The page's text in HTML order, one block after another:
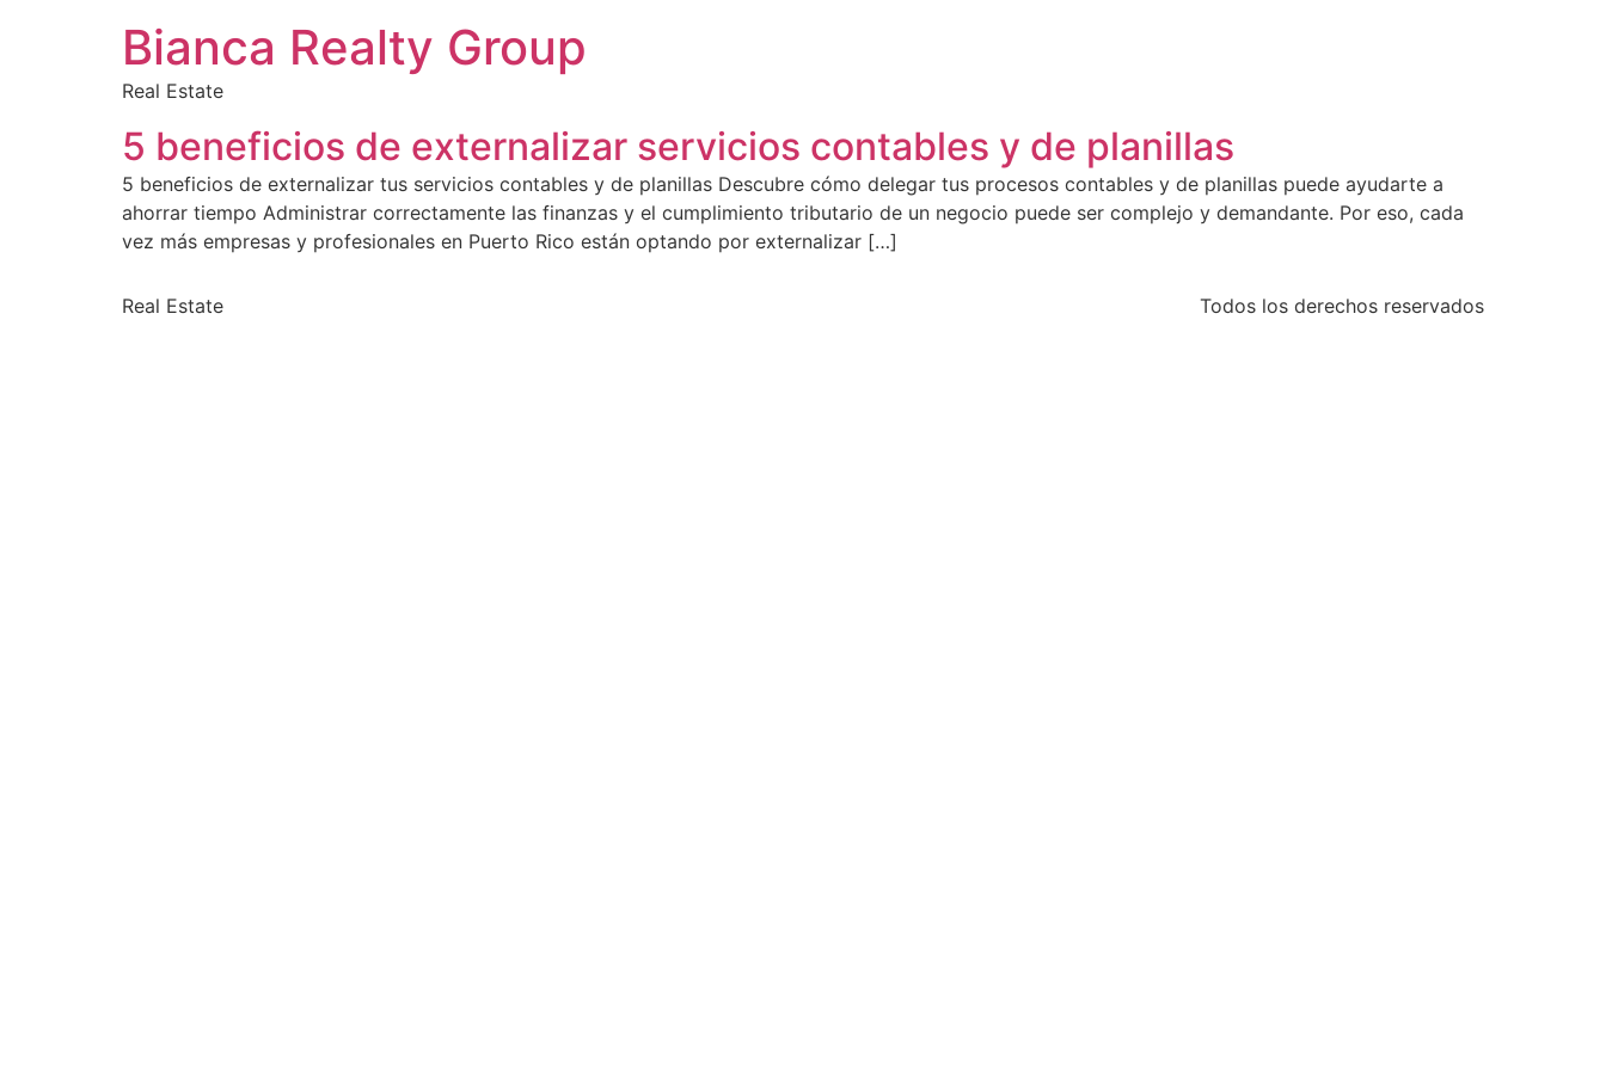
Bianca Realty Group
Real Estate
5 beneficios de externalizar servicios contables y de planillas
5 beneficios de externalizar tus servicios contables y de planillas Descubre cómo delegar tus procesos contables y de planillas puede ayudarte a
ahorrar tiempo Administrar correctamente las finanzas y el cumplimiento tributario de un negocio puede ser complejo y demandante. Por eso, cada
vez más empresas y profesionales en Puerto Rico están optando por externalizar […]
Real Estate Todos los derechos reservados